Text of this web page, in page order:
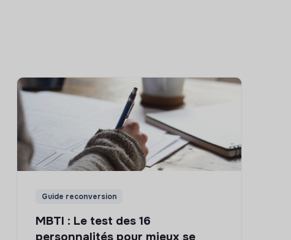
Guide reconversion
MBTI : Le test des 16
personnalités pour mieux se